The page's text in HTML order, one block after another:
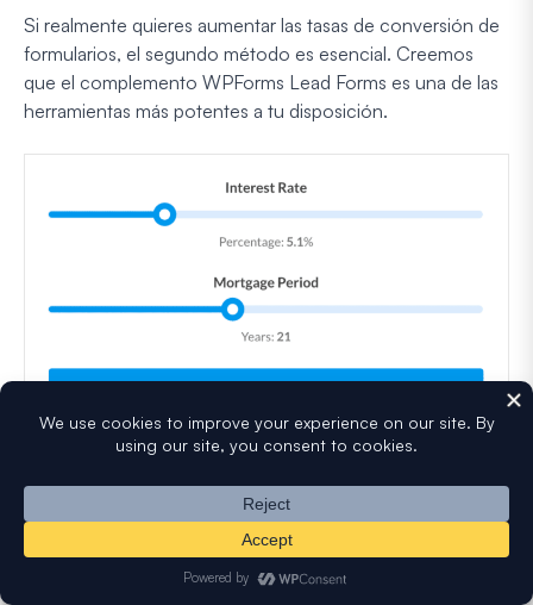
Si realmente quieres aumentar las tasas de conversión de
formularios, el segundo método es esencial. Creemos
que el complemento WPForms Lead Forms es una de las
herramientas más potentes a tu disposición.
Divide tus formularios informando a las personas de lo
cerca que están de completar un formulario. Ayuda a
mantenerlos comprometidos y a rellenar su información.